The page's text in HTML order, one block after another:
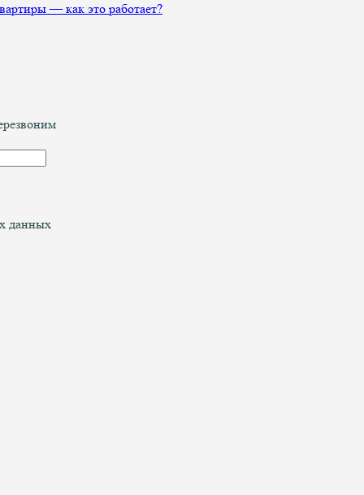
— как это работает?
данных